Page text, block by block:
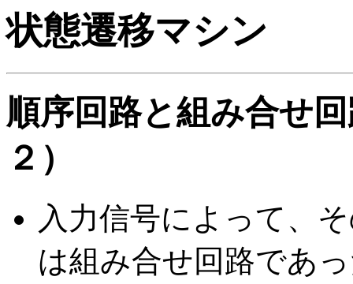
状態遷移マシン
順序回路と組み合せ
２）
入力信号によって、
は組み合せ回路であ